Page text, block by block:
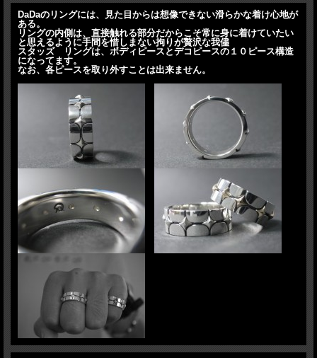
【 重 量 】 １１ｇ （サイズによって異なります）
【H × W × D】 ７ × 無 × ４ （ｍｍ）
DaDaのリングには、見た目からは想像できない滑らかな着け心地が
ある。
リングの内側は、直接触れる部分だからこそ常に身に着けていたい
と思えるように手間を惜しまない拘りが贅沢な我儘
スタッズ リングは、ボディピースとデコピースの１０ピース構造
になってます。
なお、各ピースを取り外すことは出来ません。